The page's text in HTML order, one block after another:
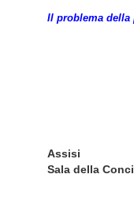
Il problema della
Assisi
Sala della